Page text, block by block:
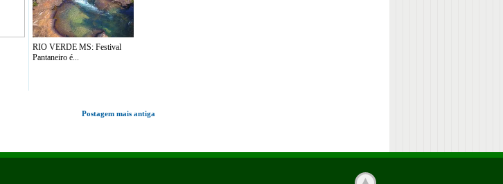
RIO VERDE MS: Festival
Pantaneiro é...
Postagem mais antiga